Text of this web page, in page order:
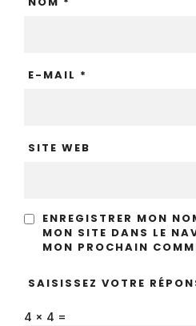
E-MAIL *
SITE WEB
ENREGISTRER MON
MON SITE DANS LE
MON PROCHAIN
SAISISSEZ VOTRE
4 × 4 =